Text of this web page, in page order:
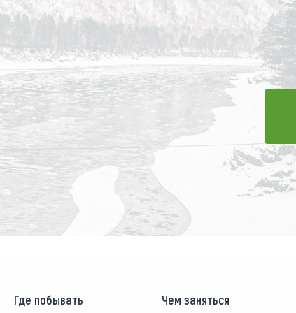
Где побывать Чем заняться